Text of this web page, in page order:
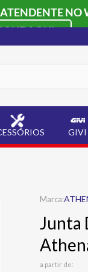
AQUI
GIVI
Junta
a partir de: